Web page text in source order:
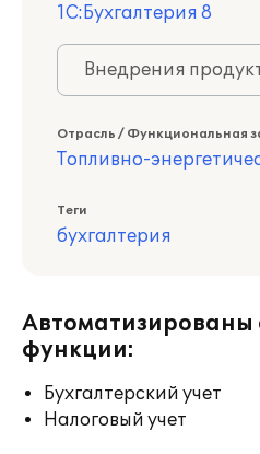
1С:Бухгалтерия 8
Внедрения
Отрасль / Функциональная
Топливно-
Теги
бухгалтерия
функции:
Бухгалтерский учет
Налоговый учет